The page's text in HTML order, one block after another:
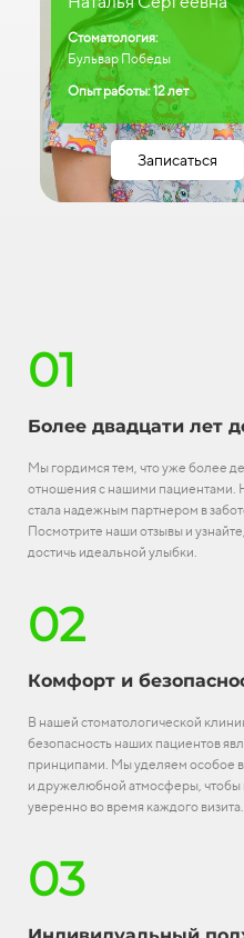
Стоматология:
Бульвар Победы
Опыт работы: 12 лет
Записаться
01
Более двадцати лет
Мы гордимся тем, что уже более
отношения с нашими пациентами.
стала надежным партнером в
Посмотрите наши отзывы и
достичь идеальной улыбки.
02
Комфорт и
В нашей стоматологической
безопасность наших пациентов
принципами. Мы уделяем особое
и дружелюбной атмосферы, чтобы
уверенно во время каждого визита.
03